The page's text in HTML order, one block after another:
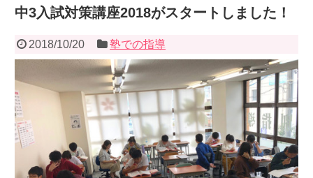
中3入試対策講座2018がスタートしました！
2018/10/20 塾での指導